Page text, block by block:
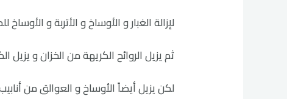
لإزالة الغبار و الأوساخ و الأتربة و
ثم يزيل الروائح الكريهة من الخزان و يزيل
لكن يزيل أيضاً الأوساخ و العوالق من